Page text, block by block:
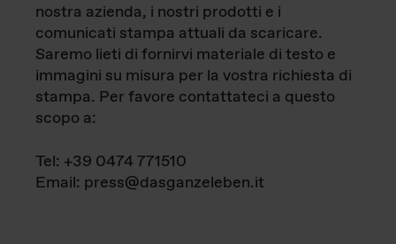
nostra azienda, i nostri prodotti e i
comunicati stampa attuali da scaricare.
Saremo lieti di fornirvi materiale di testo e
immagini su misura per la vostra richiesta di
stampa. Per favore contattateci a questo
scopo a:
Tel: +39 0474 771510
Email: press@dasganzeleben.it